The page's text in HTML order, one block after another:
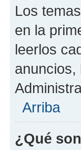
Los
en la
leerlos
anuncios,
Arriba
¿Qué